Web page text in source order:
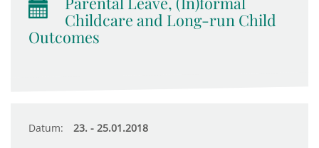
Childcare and Long-run Child
Outcomes
Datum: 23. - 25.01.2018